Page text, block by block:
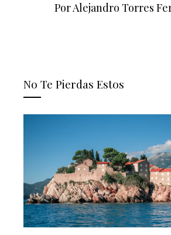
Por Alejandro Torres
No Te Pierdas Estos